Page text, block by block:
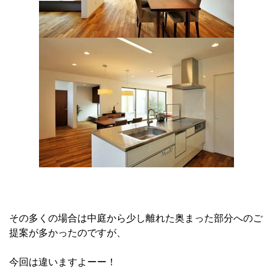
その多くの場合は中庭から少し離れた奥まった部分へのご
提案が多かったのですが、
今回は違いますよーー！